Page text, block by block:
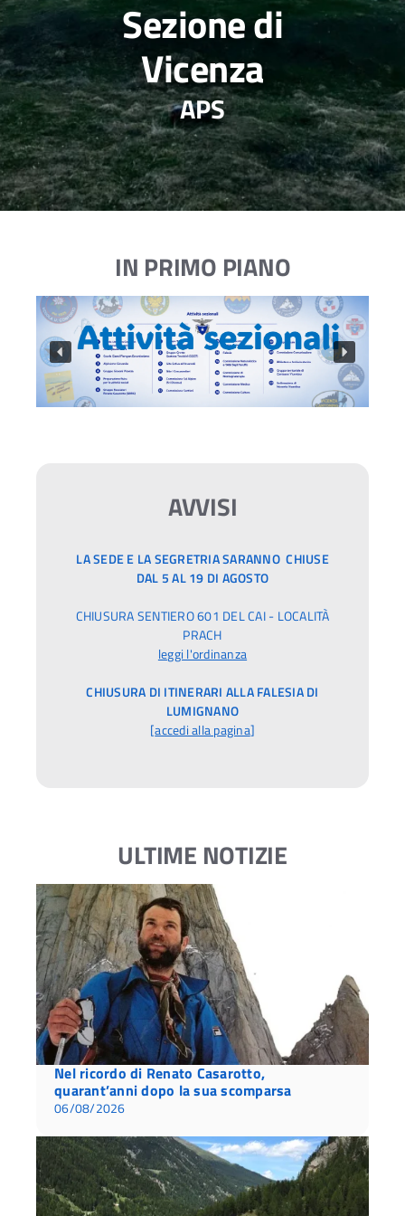
Sezione di
Vicenza
APS
IN PRIMO PIANO
AVVISI
LA SEDE E LA SEGRETRIA SARANNO CHIUSE
DAL 5 AL 19 DI AGOSTO
CHIUSURA SENTIERO 601 DEL CAI - LOCALITÀ
PRACH
leggi l'ordinanza
CHIUSURA DI ITINERARI ALLA FALESIA DI
LUMIGNANO
[accedi alla pagina]
ULTIME NOTIZIE
Nel ricordo di Renato Casarotto,
quarant’anni dopo la sua scomparsa
06/08/2026